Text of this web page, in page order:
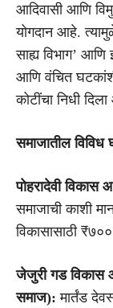
आदिवासी आणि
योगदान आहे.
साह्य विभाग’ आणि
आणि वंचित
कोटींचा निधी
समाजातील विविध
पोहरादेवी विकास
समाजाची काशी
विकासासाठी
जेजुरी गड विकास
समाज): मार्तंड